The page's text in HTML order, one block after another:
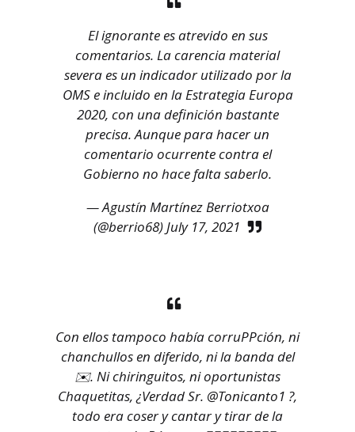
El ignorante es atrevido en sus
comentarios. La carencia material
severa es un indicador utilizado por la
OMS e incluido en la Estrategia Europa
2020, con una definición bastante
precisa. Aunque para hacer un
comentario ocurrente contra el
Gobierno no hace falta saberlo.
— Agustín Martínez Berriotxoa
(@berrio68)July 17, 2021
Con ellos tampoco había corruPPción, ni
chanchullos en diferido, ni la banda del
✉️. Ni chiringuitos, ni oportunistas
Chaquetitas, ¿Verdad Sr. @Tonicanto1 ?,
todo era coser y cantar y tirar de la